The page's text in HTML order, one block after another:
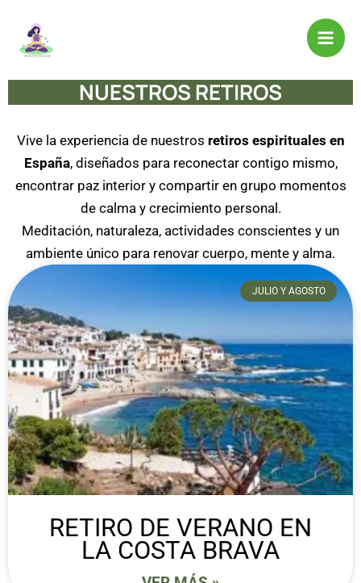
contenido
NUESTROS RETIROS
Vive la experiencia de nuestros retiros espirituales en
España, diseñados para reconectar contigo mismo,
encontrar paz interior y compartir en grupo momentos
de calma y crecimiento personal.
Meditación, naturaleza, actividades conscientes y un
ambiente único para renovar cuerpo, mente y alma.
JULIO Y AGOSTO
RETIRO DE VERANO EN
LA COSTA BRAVA